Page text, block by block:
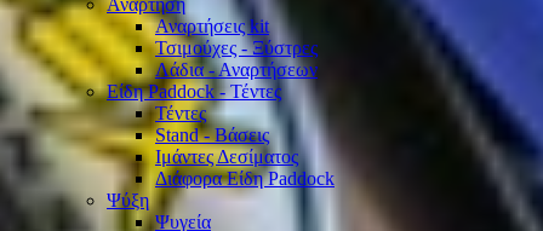
Ανάρτηση
Αναρτήσεις kit
Τσιμούχες - Ξύστρες
Λάδια - Αναρτήσεων
Είδη Paddock - Τέντες
Τέντες
Stand - Βάσεις
Ιμάντες Δεσίματος
Διάφορα Είδη Paddock
Ψύξη
Ψυγεία